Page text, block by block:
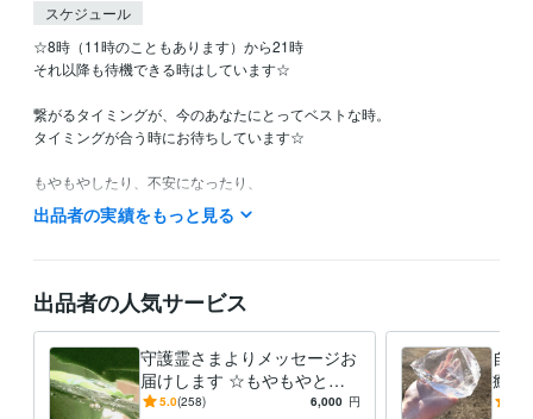
スケジュール
☆8時（11時のこともあります）から21時
それ以降も待機できる時はしています☆
繋がるタイミングが、今のあなたにとってベストな時。
タイミングが合う時にお待ちしています☆
もやもやしたり、不安になったり、
一人ではどうしようもない時に、
「拠り所」「駆け込み寺」と表現してくださる方もいらっしゃいまし
迷いやもやもやが、
気づきや「楽になるきっかけ」へと変わることがあります。
気持ちの切り替わりの、ひとつのきっかけになれたら嬉しいです。
ブログでは、湧いてきた言葉を綴っています。
自然の中にいる時間や、写真を撮った瞬間なども、
出品者の実績をもっと見る
出品者の人気サービス
守護霊さまよりメッセージお
届けします ☆もやもやと不
安でいっぱいの方へ一言☆
5.0(258) 6,000 円
自分
癒し
リ